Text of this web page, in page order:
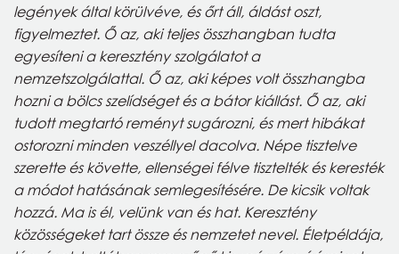
legények által körülvéve, és őrt áll, áldást oszt,
figyelmeztet. Ő az, aki teljes összhangban tudta
egyesíteni a keresztény szolgálatot a
nemzetszolgálattal. Ő az, aki képes volt összhangba
hozni a bölcs szelídséget és a bátor kiállást. Ő az, aki
tudott megtartó reményt sugározni, és mert hibákat
ostorozni minden veszéllyel dacolva. Népe tisztelve
szerette és követte, ellenségei félve tisztelték és keresték
a módot hatásának semlegesítésére. De kicsik voltak
hozzá. Ma is él, velünk van és hat. Keresztény
közösségeket tart össze és nemzetet nevel. Életpéldája,